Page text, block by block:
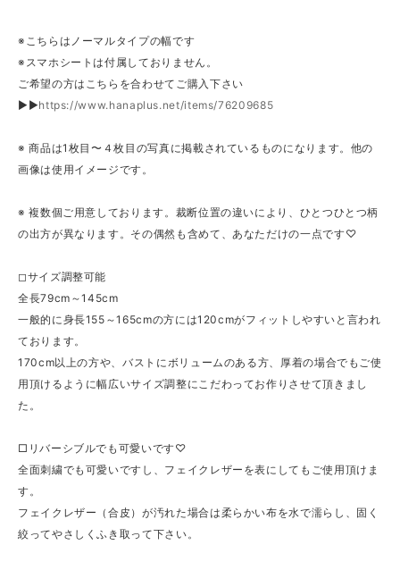
※こちらはノーマルタイプの幅です
※スマホシートは付属しておりません。
ご希望の方はこちらを合わせてご購入下さい
▶▶https://www.hanaplus.net/items/76209685
※ 商品は1枚目〜４枚目の写真に掲載されているものになります。他の
画像は使用イメージです。
※ 複数個ご用意しております。裁断位置の違いにより、ひとつひとつ柄
の出方が異なります。その偶然も含めて、あなただけの一点です♡
◻︎サイズ調整可能
全長79cm～145cm
一般的に身長155～165cmの方には120cmがフィットしやすいと言われ
ております。
170cm以上の方や、バストにボリュームのある方、厚着の場合でもご使
用頂けるように幅広いサイズ調整にこだわってお作りさせて頂きまし
た。
□リバーシブルでも可愛いです♡
全面刺繍でも可愛いですし、フェイクレザーを表にしてもご使用頂けま
す。
フェイクレザー（合皮）が汚れた場合は柔らかい布を水で濡らし、固く
絞ってやさしくふき取って下さい。